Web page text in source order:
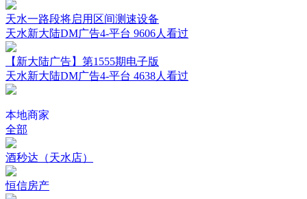
天水一路段将启用区间测速设备
天水新大陆DM广告4-平台 9606人看过
【新大陆广告】第1555期电子版
天水新大陆DM广告4-平台 4638人看过
本地商家
全部
酒秒达（天水店）
恒信房产